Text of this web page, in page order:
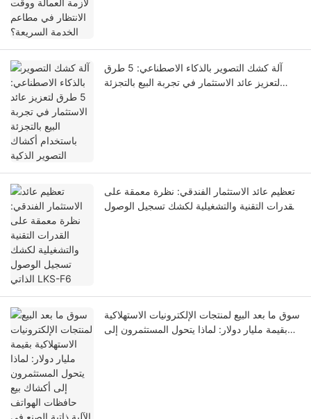
آلة كشك التصوير بالذكاء الاصطناعي: 5 طرق
لتعزيز عائد الاستثمار في تجربة البيع بالتجزئة
تعظيم عائد الاستثمار الفندقي: نظرة معمقة على
القدرات التقنية والتشغيلية لكشك تسجيل الوصول
سوق ما بعد البيع لمنتجات الإلكترونيات الاستهلاكية
بقيمة مليار دولار: لماذا يتحول المستثمرون إلى